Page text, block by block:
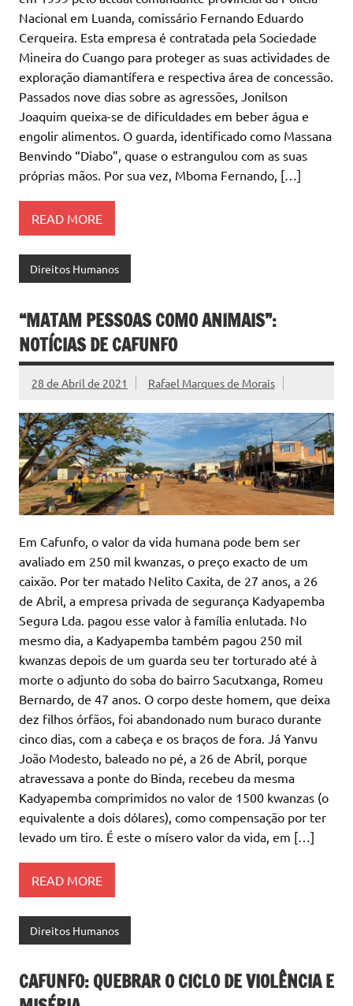
Nacional em Luanda, comissário Fernando Eduardo
Cerqueira. Esta empresa é contratada pela Sociedade
Mineira do Cuango para proteger as suas actividades de
exploração diamantífera e respectiva área de concessão.
Passados nove dias sobre as agressões, Jonilson
Joaquim queixa-se de dificuldades em beber água e
engolir alimentos. O guarda, identificado como Massana
Benvindo “Diabo”, quase o estrangulou com as suas
próprias mãos. Por sua vez, Mboma Fernando, […]
READ MORE
Direitos Humanos
“MATAM PESSOAS COMO ANIMAIS”:
NOTÍCIAS DE CAFUNFO
28 de Abril de 2021 Rafael Marques de Morais
Em Cafunfo, o valor da vida humana pode bem ser
avaliado em 250 mil kwanzas, o preço exacto de um
caixão. Por ter matado Nelito Caxita, de 27 anos, a 26
de Abril, a empresa privada de segurança Kadyapemba
Segura Lda. pagou esse valor à família enlutada. No
mesmo dia, a Kadyapemba também pagou 250 mil
kwanzas depois de um guarda seu ter torturado até à
morte o adjunto do soba do bairro Sacutxanga, Romeu
Bernardo, de 47 anos. O corpo deste homem, que deixa
dez filhos órfãos, foi abandonado num buraco durante
cinco dias, com a cabeça e os braços de fora. Já Yanvu
João Modesto, baleado no pé, a 26 de Abril, porque
atravessava a ponte do Binda, recebeu da mesma
Kadyapemba comprimidos no valor de 1500 kwanzas (o
equivalente a dois dólares), como compensação por ter
levado um tiro. É este o mísero valor da vida, em […]
READ MORE
Direitos Humanos
CAFUNFO: QUEBRAR O CICLO DE VIOLÊNCIA E